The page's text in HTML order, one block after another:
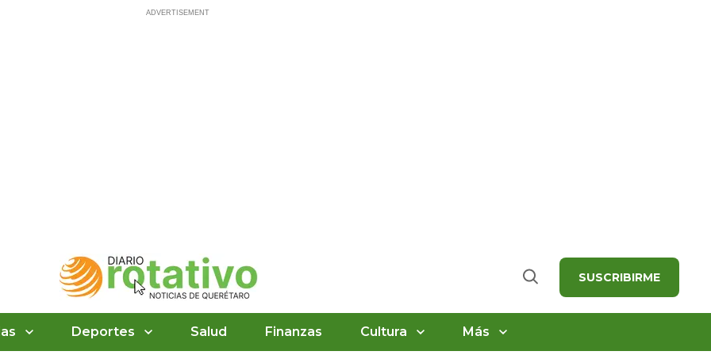
Buscar SUSCRIBIRME
Deportes Salud Finanzas Cultura Más